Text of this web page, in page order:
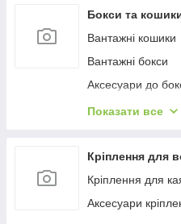
Бокси та
Вантажні кошики
Вантажні бокси
Аксесуари до
Палатки на дах
Бокси на фаркоп
Показати все
Кріплення для
Кріплення для
Аксесуари